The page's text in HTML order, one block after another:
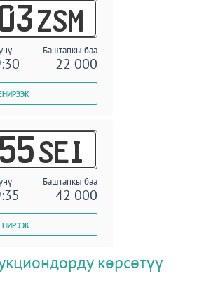
ZSM
Баштапкы баа
22 000
SEI
Баштапкы баа
42 000
көрсөтүү